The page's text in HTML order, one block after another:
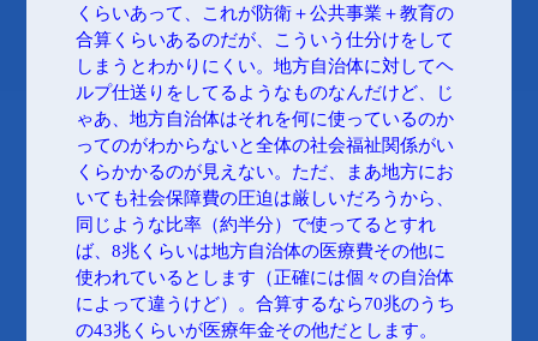
くらいあって、これが防衛＋公共事業＋教育の
合算くらいあるのだが、こういう仕分けをして
しまうとわかりにくい。地方自治体に対してヘ
ルプ仕送りをしてるようなものなんだけど、じ
ゃあ、地方自治体はそれを何に使っているのか
ってのがわからないと全体の社会福祉関係がい
くらかかるのが見えない。ただ、まあ地方にお
いても社会保障費の圧迫は厳しいだろうから、
同じような比率（約半分）で使ってるとすれ
ば、8兆くらいは地方自治体の医療費その他に
使われているとします（正確には個々の自治体
によって違うけど）。合算するなら70兆のうち
の43兆くらいが医療年金その他だとします。